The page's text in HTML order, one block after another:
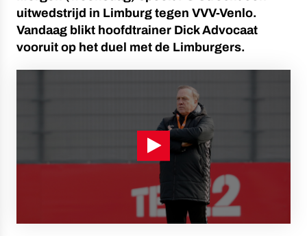
uitwedstrijd in Limburg tegen VVV-Venlo.
Vandaag blikt hoofdtrainer Dick Advocaat
vooruit op het duel met de Limburgers.